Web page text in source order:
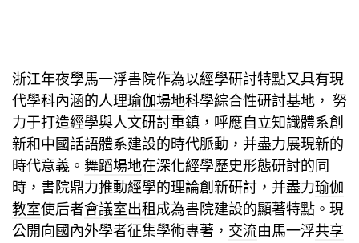
浙江年夜學馬一浮書院作為以經學研討特點又具有現
代學科內涵的人理瑜伽場地科學綜合性研討基地， 努
力于打造經學與人文研討重鎮，呼應自立知識體系創
新和中國話語體系建設的時代脈動，并盡力展現新的
時代意義。 舞蹈場地在深化經學歷史形態研討的同
時，書院鼎力推動經學的理論創新研討，并盡力瑜伽
教室使后者會議室出租成為書院建設的顯著特點。現
公開向國內外學者征集學術專著， 交流由馬一浮共享